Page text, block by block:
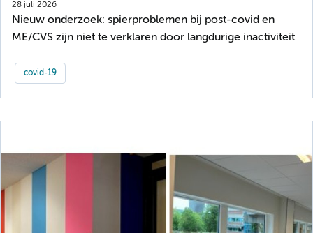
28 juli 2026
Nieuw onderzoek: spierproblemen bij post-covid en
ME/CVS zijn niet te verklaren door langdurige inactiviteit
covid-19